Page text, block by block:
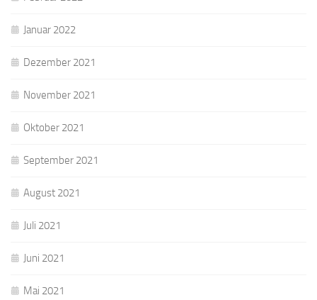
Januar 2022
Dezember 2021
November 2021
Oktober 2021
September 2021
August 2021
Juli 2021
Juni 2021
Mai 2021